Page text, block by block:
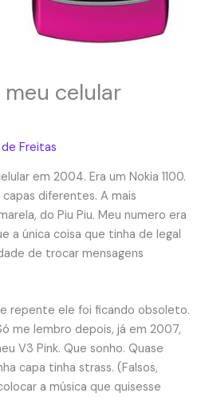
celular
de Freitas
em 2004. Era um Nokia 1100.
diferentes. A mais
do Piu Piu. Meu numero era
a única coisa que tinha de legal
de trocar mensagens
repente ele foi ficando obsoleto.
me lembro depois, já em 2007,
V3 Pink. Que sonho. Quase
capa tinha strass. (Falsos,
a música que quisesse